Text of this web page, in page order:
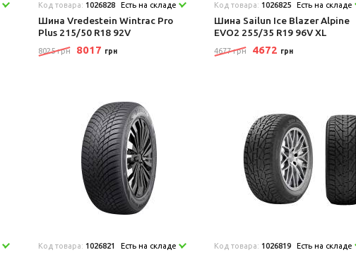
Код товара: 1026828 Есть на складе
Шина Vredestein Wintrac Pro
Plus 215/50 R18 92V
8025 грн 8017 грн
Код товара: 1026825 Есть на складе
Шина Sailun Ice Blazer Alpine
EVO2 255/35 R19 96V XL
4677 грн 4672 грн
Код товара: 1026821 Есть на складе Код товара: 1026819 Есть на складе